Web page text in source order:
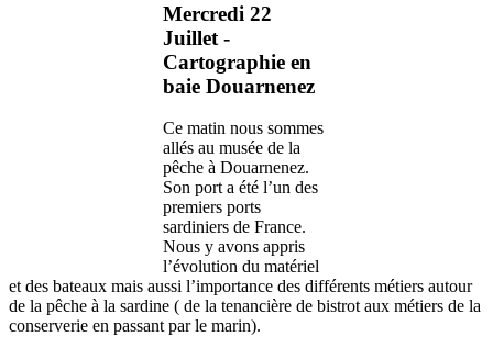
Mercredi 22
Juillet -
Cartographie en
baie Douarnenez
Ce matin nous sommes
allés au musée de la
pêche à Douarnenez.
Son port a été l’un des
premiers ports
sardiniers de France.
Nous y avons appris
l’évolution du matériel
et des bateaux mais aussi l’importance des différents métiers autour
de la pêche à la sardine ( de la tenancière de bistrot aux métiers de la
conserverie en passant par le marin).